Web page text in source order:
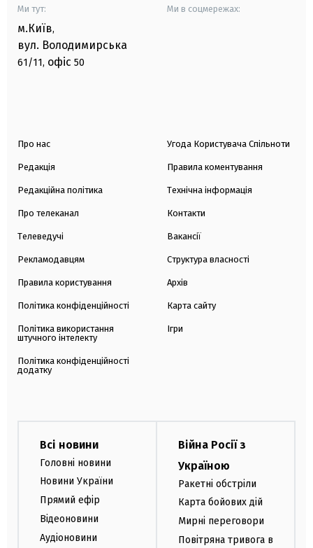
Ми тут:
м.Київ,
вул. Володимирська
61/11, офіс 50
Ми в соцмережах:
Про нас
Редакція
Редакційна політика
Про телеканал
Телеведучі
Рекламодавцям
Правила користування
Політика конфіденційності
Політика використання
штучного інтелекту
Політика конфіденційності
додатку
Угода Користувача Спільноти
Правила коментування
Технічна інформація
Контакти
Вакансії
Структура власності
Архів
Карта сайту
Ігри
Всі новини
Головні новини
Новини України
Прямий ефір
Відеоновини
Аудіоновини
Війна Росії з
Україною
Ракетні обстріли
Карта бойових дій
Мирні переговори
Повітряна тривога в